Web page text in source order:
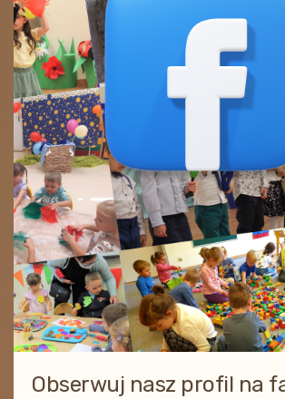
Obserwuj nasz profil na